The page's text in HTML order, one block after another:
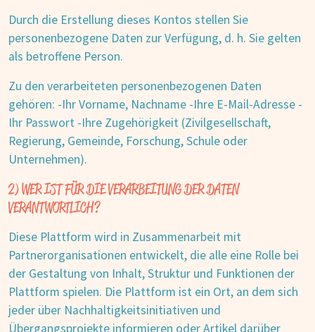
Durch die Erstellung dieses Kontos stellen Sie
personenbezogene Daten zur Verfügung, d. h. Sie gelten
als betroffene Person.
Zu den verarbeiteten personenbezogenen Daten
gehören: -Ihr Vorname, Nachname -Ihre E-Mail-Adresse -
Ihr Passwort -Ihre Zugehörigkeit (Zivilgesellschaft,
Regierung, Gemeinde, Forschung, Schule oder
Unternehmen).
2) WER IST FÜR DIE VERARBEITUNG DER DATEN
VERANTWORTLICH?
Diese Plattform wird in Zusammenarbeit mit
Partnerorganisationen entwickelt, die alle eine Rolle bei
der Gestaltung von Inhalt, Struktur und Funktionen der
Plattform spielen. Die Plattform ist ein Ort, an dem sich
jeder über Nachhaltigkeitsinitiativen und
Übergangsprojekte informieren oder Artikel darüber